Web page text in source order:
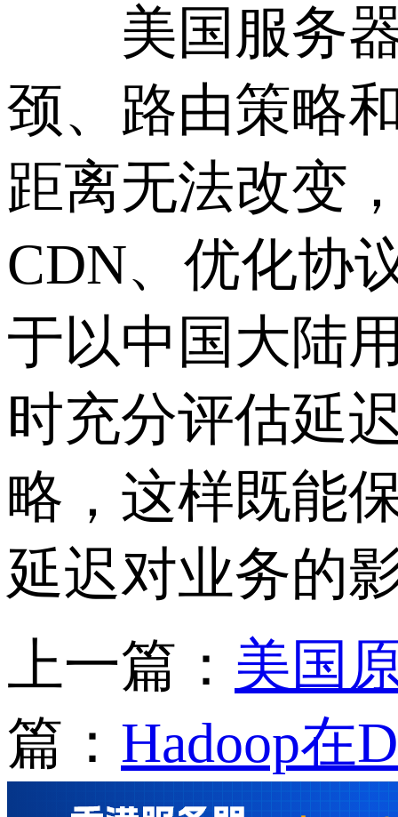
美国服务器
颈、路由策略
距离无法改变
CDN、优化协
于以中国大陆
时充分评估延
略，这样既能
延迟对业务的
上一篇： 美国
篇： Hadoop在